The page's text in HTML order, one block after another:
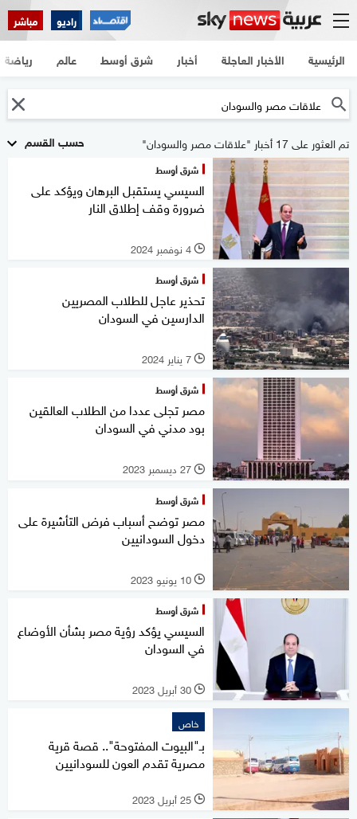
راديو مباشر
الرئيسية الأخبار العاجلة أخبار شرق أوسط عالم رياضة
حسب القسم تم العثور على 17 أخبار "علاقات مصر والسودان"
شرق أوسط
السيسي يستقبل البرهان ويؤكد على
ضرورة وقف إطلاق النار
l 4 نوفمبر 2024
شرق أوسط
تحذير عاجل للطلاب المصريين
الدارسين في السودان
l 7 يناير 2024
شرق أوسط
مصر تجلى عددا من الطلاب العالقين
بود مدني في السودان
l 27 ديسمبر 2023
شرق أوسط
مصر توضح أسباب فرض التأشيرة على
دخول السودانيين
l 10 يونيو 2023
شرق أوسط
السيسي يؤكد رؤية مصر بشأن الأوضاع
في السودان
l 30 أبريل 2023
خاص
بـ"البيوت المفتوحة".. قصة قرية
مصرية تقدم العون للسودانيين
l 25 أبريل 2023